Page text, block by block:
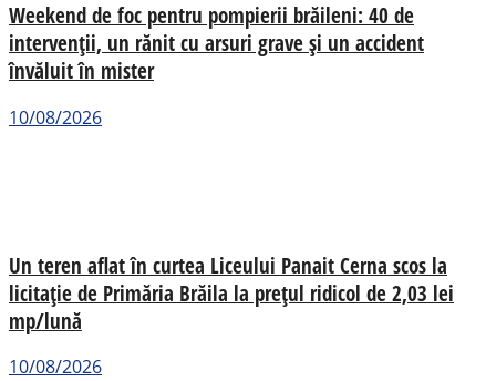
Weekend de foc pentru pompierii brăileni: 40 de
intervenții, un rănit cu arsuri grave și un accident
învăluit în mister
10/08/2026
Un teren aflat în curtea Liceului Panait Cerna scos la
licitație de Primăria Brăila la prețul ridicol de 2,03 lei
mp/lună
10/08/2026